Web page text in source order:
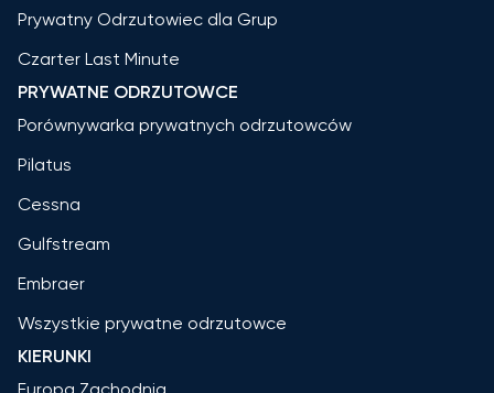
Prywatny Odrzutowiec dla Grup
Czarter Last Minute
PRYWATNE ODRZUTOWCE
Porównywarka prywatnych odrzutowców
Pilatus
Cessna
Gulfstream
Embraer
Wszystkie prywatne odrzutowce
KIERUNKI